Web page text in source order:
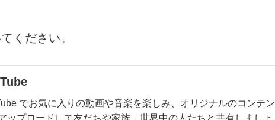
ください。
でお気に入りの動画や音楽を楽しみ、オリジナルのコンテン
ップロードして友だちや家族、世界中の人たちと共有しましょ